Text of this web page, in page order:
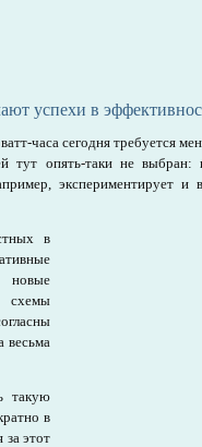
успехи в
часа сегодня требуется
тут опять-таки не выбран:
экспериментирует
в
новые
схемы
весьма
такую
в
за этот